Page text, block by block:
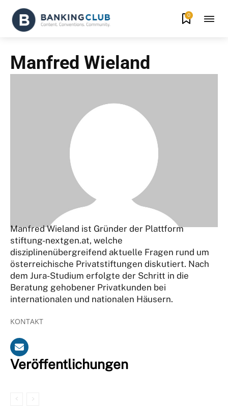
0
Manfred Wieland
Manfred Wieland ist Gründer der Plattform
stiftung-nextgen.at, welche
disziplinenübergreifend aktuelle Fragen rund um
österreichische Privatstiftungen diskutiert. Nach
dem Jura-Studium erfolgte der Schritt in die
Beratung gehobener Privatkunden bei
internationalen und nationalen Häusern.
KONTAKT
Veröffentlichungen